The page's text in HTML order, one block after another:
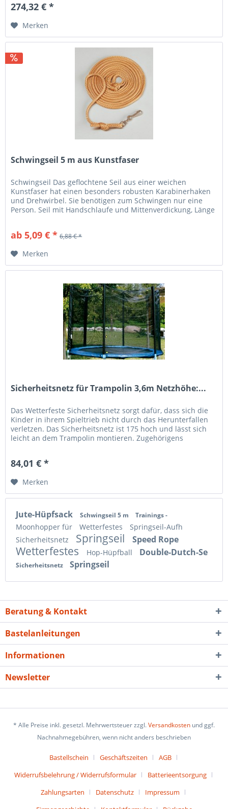
274,32 € *
Merken
Schwingseil 5 m aus Kunstfaser
Schwingseil Das geflochtene Seil aus einer weichen
Kunstfaser hat einen besonders robusten Karabinerhaken
und Drehwirbel. Sie benötigen zum Schwingen nur eine
Person. Seil mit Handschlaufe und Mittenverdickung, Länge
ab 5,09 € * 6,88 € *
Merken
Sicherheitsnetz für Trampolin 3,6m Netzhöhe:...
Das Wetterfeste Sicherheitsnetz sorgt dafür, dass sich die
Kinder in ihrem Spieltrieb nicht durch das Herunterfallen
verletzen. Das Sicherheitsnetz ist 175 hoch und lässt sich
leicht an dem Trampolin montieren. Zugehörigens
84,01 € *
Merken
Jute-Hüpfsack Schwingseil 5 m Trainings -
Moonhopper für Wetterfestes
Springseil-Aufh
Sicherheitsnetz
Springseil Speed Rope
Wetterfestes Hop-Hüpfball Double-Dutch-Se
Sicherheitsnetz Springseil
Beratung & Kontakt
Bastelanleitungen
Informationen
Newsletter
* Alle Preise inkl. gesetzl. Mehrwertsteuer zzgl.Versandkosten und ggf.
Nachnahmegebühren, wenn nicht anders beschrieben
Bastellschein Geschäftszeiten
AGB
Widerrufsbelehrung / Widerrufsformular
Batterieentsorgung
Zahlungsarten
Datenschutz
Impressum